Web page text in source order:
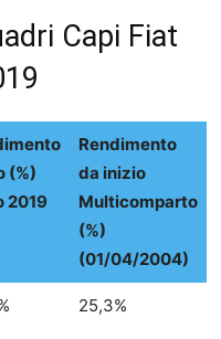
Capi Fiat
(%)
2019
Rendimento
da inizio
Multicomparto
(%)
(01/04/2004)
25,3%